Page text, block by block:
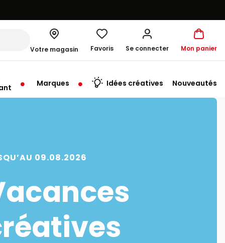
Votre magasin
à 19:30
Favoris Se connecter Mon panier
Marques Idées créatives Nouveautés
09.08.2026